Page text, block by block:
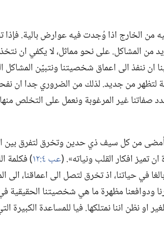
من الخارج اذا وُجدت فيه عوارض بالية.‏ فإذا
من المشاكل.‏ على نحو مماثل،‏ لا يكفي ان
ان ننفذ الى اعماق شخصيتنا ونتبيّن
لتظهر من جديد.‏ لذلك من الضروري جدا ان
صفاتنا غير المرغوبة ونعمل على التخلص
من كل سيف ذي حدين وتخرق لتفرق بين
تميز افكار القلب ونياته».‏ (‏عب ٤:‏١٢
‏)‏ فكلمة
في حياتنا،‏ اذ تخرق لتصل الى اعماقنا،‏ الى
ودوافعنا مظهرة ما هي شخصيتنا الحقيقية
او نظن اننا نمتلكها.‏ فيا للمساعدة الكبيرة